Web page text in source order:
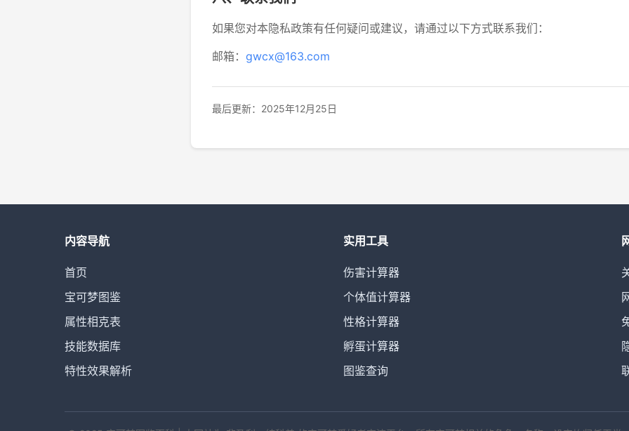
如果您对本隐私政策有任何疑问或建议，请通过以下方式联系我们：
邮箱： gwcx@163.com
最后更新：2025年12月25日
内容导航
首页
宝可梦图鉴
属性相克表
技能数据库
特性效果解析
实用工具
伤害计算器
个体值计算器
性格计算器
孵蛋计算器
图鉴查询